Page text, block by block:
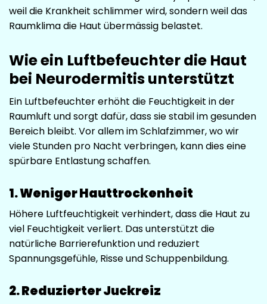
weil die Krankheit schlimmer wird, sondern weil das
Raumklima die Haut übermässig belastet.
Wie ein Luftbefeuchter die Haut
bei Neurodermitis unterstützt
Ein Luftbefeuchter erhöht die Feuchtigkeit in der
Raumluft und sorgt dafür, dass sie stabil im gesunden
Bereich bleibt. Vor allem im Schlafzimmer, wo wir
viele Stunden pro Nacht verbringen, kann dies eine
spürbare Entlastung schaffen.
1. Weniger Hauttrockenheit
Höhere Luftfeuchtigkeit verhindert, dass die Haut zu
viel Feuchtigkeit verliert. Das unterstützt die
natürliche Barrierefunktion und reduziert
Spannungsgefühle, Risse und Schuppenbildung.
2. Reduzierter Juckreiz